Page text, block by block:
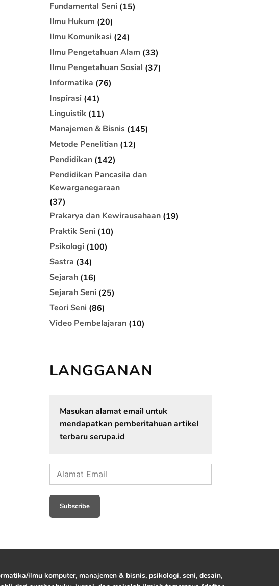
Fundamental Seni (15)
Ilmu Hukum (20)
Ilmu Komunikasi (24)
Ilmu Pengetahuan Alam (33)
Ilmu Pengetahuan Sosial (37)
Informatika (76)
Inspirasi (41)
Linguistik (11)
Manajemen & Bisnis (145)
Metode Penelitian (12)
Pendidikan (142)
Pendidikan Pancasila dan
Kewarganegaraan
(37)
Prakarya dan Kewirausahaan (19)
Praktik Seni (10)
Psikologi (100)
Sastra (34)
Sejarah (16)
Sejarah Seni (25)
Teori Seni (86)
Video Pembelajaran (10)
LANGGANAN
Masukan alamat email untuk
mendapatkan pemberitahuan artikel
terbaru serupa.id
Alamat
Email
Subscribe
ilmu komputer, manajemen & bisnis, psikologi, seni, desain,